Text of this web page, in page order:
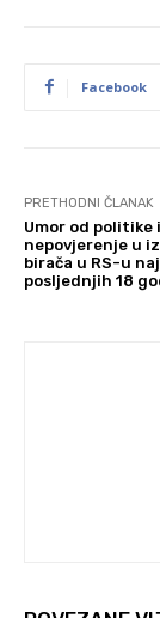
Facebook
PRETHODNI ČLANAK
Umor od politike i
nepovjerenje u
birača u RS-u
posljednjih 18